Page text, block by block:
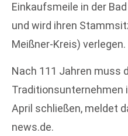
Einkaufsmeile in der
und wird ihren
Meißner-Kreis) verlegen.
Nach 111 Jahren muss
Traditionsunternehmen
April schließen, meldet
news.de.